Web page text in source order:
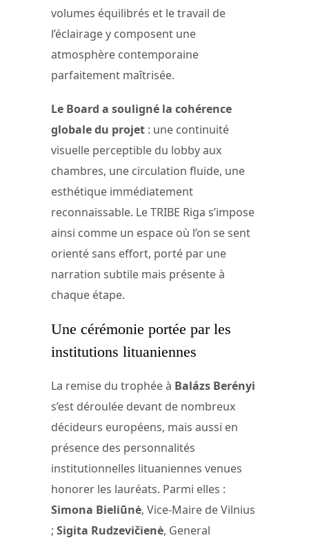
volumes équilibrés et le travail de
l’éclairage y composent une
atmosphère contemporaine
parfaitement maîtrisée.
Le Board a souligné la cohérence
globale du projet : une continuité
visuelle perceptible du lobby aux
chambres, une circulation fluide, une
esthétique immédiatement
reconnaissable. Le TRIBE Riga s’impose
ainsi comme un espace où l’on se sent
orienté sans effort, porté par une
narration subtile mais présente à
chaque étape.
Une cérémonie portée par les
institutions lituaniennes
La remise du trophée à Balázs Berényi
s’est déroulée devant de nombreux
décideurs européens, mais aussi en
présence des personnalités
institutionnelles lituaniennes venues
honorer les lauréats. Parmi elles :
Simona Bieliūnė, Vice-Maire de Vilnius
; Sigita Rudzevičienė, General